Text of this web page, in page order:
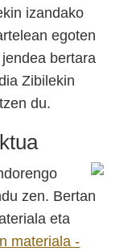
izandako
egoten
bertara
Zibilekin
du.
zen. Bertan
eta
materiala -